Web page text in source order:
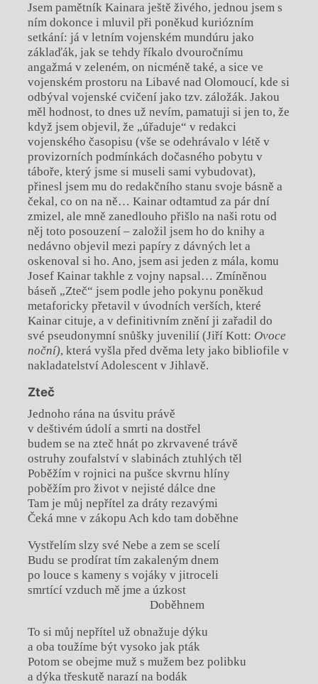
Jsem pamětník Kainara ještě živého, jednou jsem s
ním dokonce i mluvil při poněkud kuriózním
setkání: já v letním vojenském mundúru jako
záklaďák, jak se tehdy říkalo dvouročnímu
angažmá v zeleném, on nicméně také, a sice ve
vojenském prostoru na Libavé nad Olomoucí, kde si
odbýval vojenské cvičení jako tzv. záložák. Jakou
měl hodnost, to dnes už nevím, pamatuji si jen to, že
když jsem objevil, že „úřaduje“ v redakci
vojenského časopisu (vše se odehrávalo v létě v
provizorních podmínkách dočasného pobytu v
táboře, který jsme si museli sami vybudovat),
přinesl jsem mu do redakčního stanu svoje básně a
čekal, co on na ně… Kainar odtamtud za pár dní
zmizel, ale mně zanedlouho přišlo na naši rotu od
něj toto posouzení – založil jsem ho do knihy a
nedávno objevil mezi papíry z dávných let a
oskenoval si ho. Ano, jsem asi jeden z mála, komu
Josef Kainar takhle z vojny napsal… Zmíněnou
báseň „Zteč“ jsem podle jeho pokynu poněkud
metaforicky přetavil v úvodních verších, které
Kainar cituje, a v definitivním znění ji zařadil do
své pseudonymní snůšky juvenilií (Jiří Kott: Ovoce
noční), která vyšla před dvěma lety jako bibliofile v
nakladatelství Adolescent v Jihlavě.
Zteč
Jednoho rána na úsvitu právě
v deštivém údolí a smrti na dostřel
budem se na zteč hnát po zkrvavené trávě
ostruhy zoufalství v slabinách ztuhlých těl
Poběžím v rojnici na pušce skvrnu hlíny
poběžím pro život v nejisté dálce dne
Tam je můj nepřítel za dráty rezavými
Čeká mne v zákopu Ach kdo tam doběhne
Vystřelím slzy své Nebe a zem se scelí
Budu se prodírat tím zakaleným dnem
po louce s kameny s vojáky v jitroceli
smrtící vzduch mě jme a úzkost
Doběhnem
To si můj nepřítel už obnažuje dýku
a oba toužíme být vysoko jak pták
Potom se obejme muž s mužem bez polibku
a dýka třeskutě narazí na bodák